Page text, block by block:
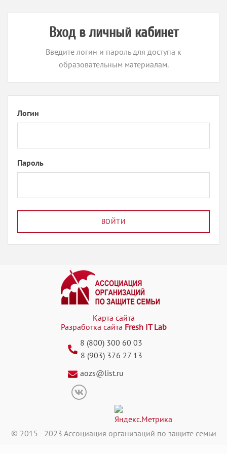
Вход в личный кабинет
Введите логин и пароль для доступа к
образовательным материалам.
Логин
Пароль
ВОЙТИ
Карта сайта
Разработка сайта Fresh IT Lab
8 (800) 300 60 03
8 (903) 376 27 13
aozs@list.ru
© 2015 - 2023 Ассоциация организаций по защите семьи